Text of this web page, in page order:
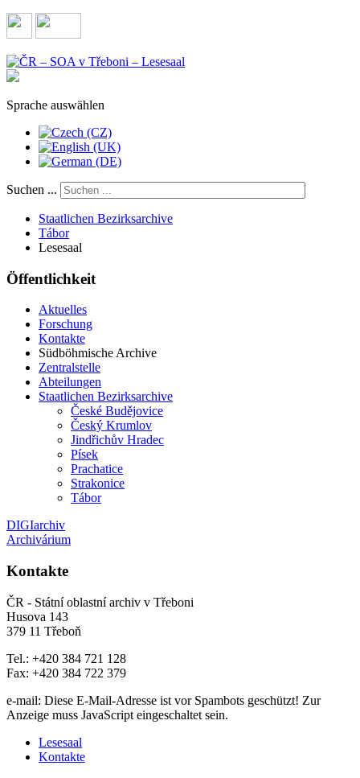
Sprache auswählen
Suchen ...
Staatlichen Bezirksarchive
Tábor
Lesesaal
Öffentlichkeit
Aktuelles
Forschung
Kontakte
Südböhmische Archive
Zentralstelle
Abteilungen
Staatlichen Bezirksarchive
České Budějovice
Český Krumlov
Jindřichův Hradec
Písek
Prachatice
Strakonice
Tábor
DIGIarchiv
Archivárium
Kontakte
ČR - Státní oblastní archiv v Třeboni
Husova 143
379 11 Třeboň
Tel.: +420 384 721 128
Fax: +420 384 722 379
e-mail: Diese E-Mail-Adresse ist vor Spambots geschützt! Zur
Anzeige muss JavaScript eingeschaltet sein.
Lesesaal
Kontakte